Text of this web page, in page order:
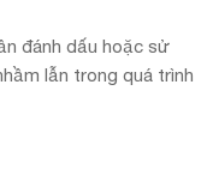
đánh dấu hoặc sử
lẫn trong quá trình